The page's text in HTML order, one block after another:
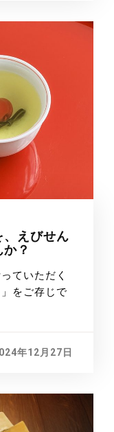
、えびせん
？
ていただく
をご存じで
年12月27日